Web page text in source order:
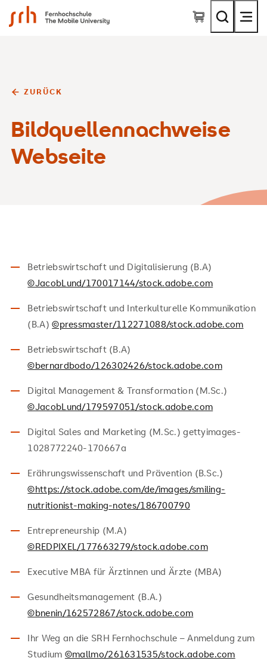
SRH Fernhochschule - The Mobile University
ZURÜCK
Bildquellennachweise
Webseite
Betriebswirtschaft und Digitalisierung (B.A)
©JacobLund/170017144/stock.adobe.com
Betriebswirtschaft und Interkulturelle Kommunikation
(B.A)©pressmaster/112271088/stock.adobe.com
Betriebswirtschaft (B.A)
©bernardbodo/126302426/stock.adobe.com
Digital Management & Transformation (M.Sc.)
©JacobLund/179597051/stock.adobe.com
Digital Sales and Marketing (M.Sc.) gettyimages-
1028772240-170667a
Erährungswissenschaft und Prävention (B.Sc.)
©https://stock.adobe.com/de/images/smiling-
nutritionist-making-notes/186700790
Entrepreneurship (M.A)
©REDPIXEL/177663279/stock.adobe.com
Executive MBA für Ärztinnen und Ärzte (MBA)
Gesundheitsmanagement (B.A.)
©bnenin/162572867/stock.adobe.com
Ihr Weg an die SRH Fernhochschule – Anmeldung zum
Studium ©mallmo/261631535/stock.adobe.com